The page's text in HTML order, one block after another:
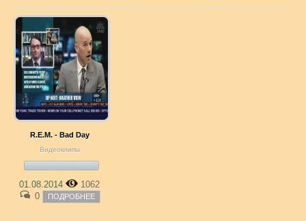
R.E.M. - Bad Day
Видеоклипы
01.08.2014
1062
0
ПОДРОБНЕЕ